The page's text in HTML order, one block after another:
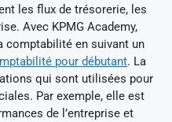
les flux de trésorerie, les
Avec KPMG Academy,
comptabilité en suivant un
pour débutant. La
qui sont utilisées pour
Par exemple, elle est
de l’entreprise et